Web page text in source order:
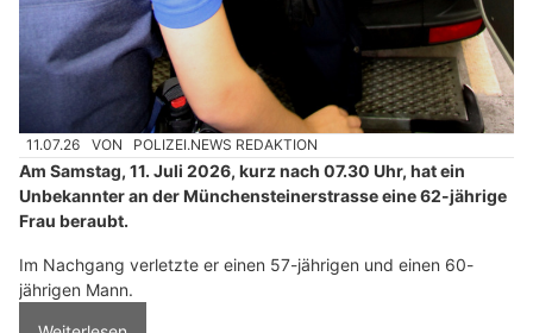
11.07.26 VON POLIZEI.NEWS REDAKTION
Am Samstag, 11. Juli 2026, kurz nach 07.30 Uhr, hat ein
Unbekannter an der Münchensteinerstrasse eine 62-jährige
Frau beraubt.
Im Nachgang verletzte er einen 57-jährigen und einen 60-
jährigen Mann.